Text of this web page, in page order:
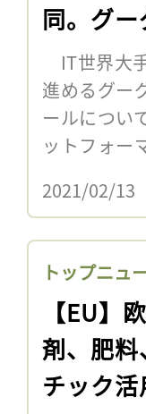
同。グ
IT世界大
進めるグー
ールについ
ットフォー
2021/02/13
トップニュ
【EU】
剤、肥
チック